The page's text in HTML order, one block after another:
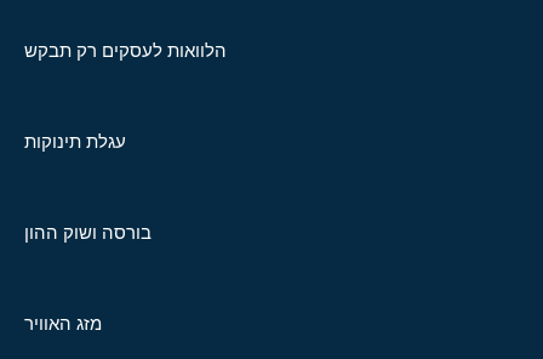
הלוואות לעסקים רק תבקש
עגלת תינוקות
בורסה ושוק ההון
מזג האוויר